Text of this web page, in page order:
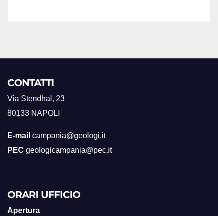
CONTATTI
Via Stendhal, 23
80133 NAPOLI
E-mail campania@geologi.it
PEC geologicampania@pec.it
ORARI UFFICIO
Apertura